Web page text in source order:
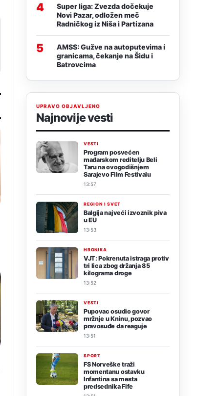
4
Super liga: Zvezda dočekuje
Novi Pazar, odložen meč
Radničkog iz Niša i Partizana
5
AMSS: Gužve na autoputevima i
granicama, čekanje na Šidu i
Batrovcima
UPRAVO OBJAVLJENO
Najnovije vesti
VESTI
Program posvećen
mađarskom reditelju Beli
Taru na ovogodišnjem
Sarajevo Film Festivalu
13:57
REGION I SVET
Balgija najveći izvoznik piva
u EU
13:53
HRONIKA
VJT: Pokrenuta istraga protiv
tri lica zbog držanja 85
kilograma droge
13:52
VESTI
Pupovac osudio govor
mržnje u Kninu, pozvao
pravosuđe da reaguje
13:51
SPORT
FS Norveške traži
momentanu ostavku
Infantina sa mesta
predsednika Fife